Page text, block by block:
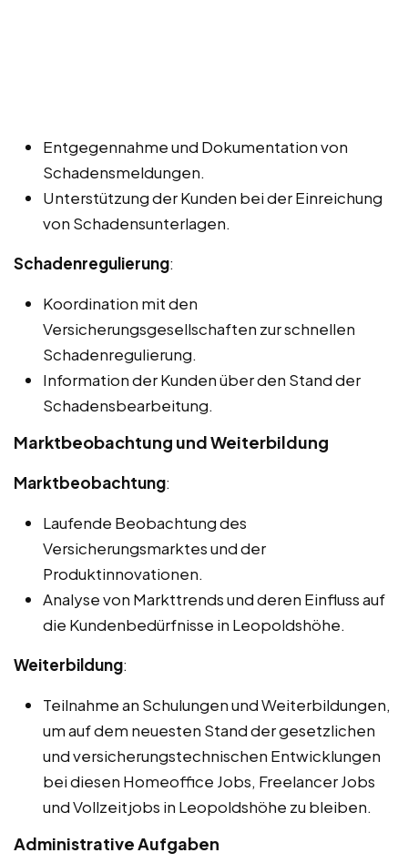
Entgegennahme und Dokumentation von
Schadensmeldungen.
Unterstützung der Kunden bei der Einreichung
von Schadensunterlagen.
Schadenregulierung:
Koordination mit den
Versicherungsgesellschaften zur schnellen
Schadenregulierung.
Information der Kunden über den Stand der
Schadensbearbeitung.
Marktbeobachtung und Weiterbildung
Marktbeobachtung:
Laufende Beobachtung des
Versicherungsmarktes und der
Produktinnovationen.
Analyse von Markttrends und deren Einfluss auf
die Kundenbedürfnisse in Leopoldshöhe.
Weiterbildung:
Teilnahme an Schulungen und Weiterbildungen,
um auf dem neuesten Stand der gesetzlichen
und versicherungstechnischen Entwicklungen
bei diesen Homeoffice Jobs, Freelancer Jobs
und Vollzeitjobs in Leopoldshöhe zu bleiben.
Administrative Aufgaben